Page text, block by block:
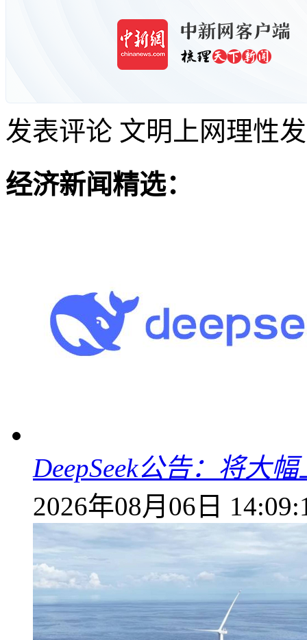
发表评论 文明上网理性
经济新闻精选：
DeepSeek公告：将大
2026年08月06日